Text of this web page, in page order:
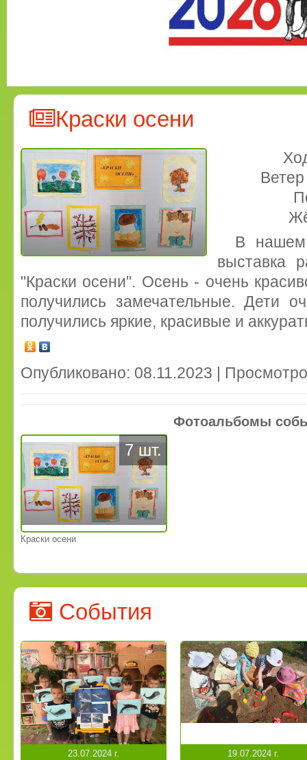
Краски осени
В нашем
выставка
"Краски осени". Осень - очень
получились замечательные. Дети
получились яркие, красивые и
Опубликовано: 08.11.2023 |
Фотоальбомы
7 шт.
Краски осени
События
23.07.2024 г. 19.07.2024 г.